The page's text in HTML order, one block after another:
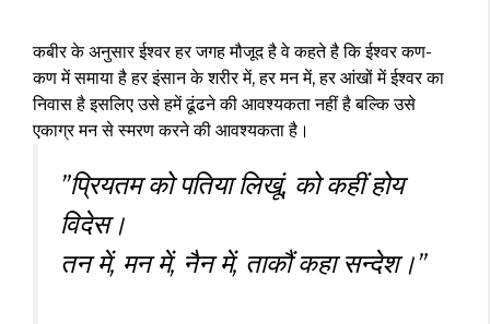
कबीर के अनुसार ईश्वर हर जगह मौजूद है वे कहते है कि ईश्वर कण-
कण में समाया है हर इंसान के शरीर में, हर मन में, हर आंखों में ईश्वर का
निवास है इसलिए उसे हमें ढूंढने की आवश्यकता नहीं है बल्कि उसे
एकाग्र मन से स्मरण करने की आवश्यकता है।
”प्रियतम को पतिया लिखूं, को कहीं होय
विदेस।
तन में, मन में, नैन में, ताकौं कहा सन्देश।”